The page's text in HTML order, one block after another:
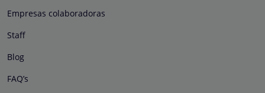
Empresas colaboradoras
Staff
Blog
FAQ’s